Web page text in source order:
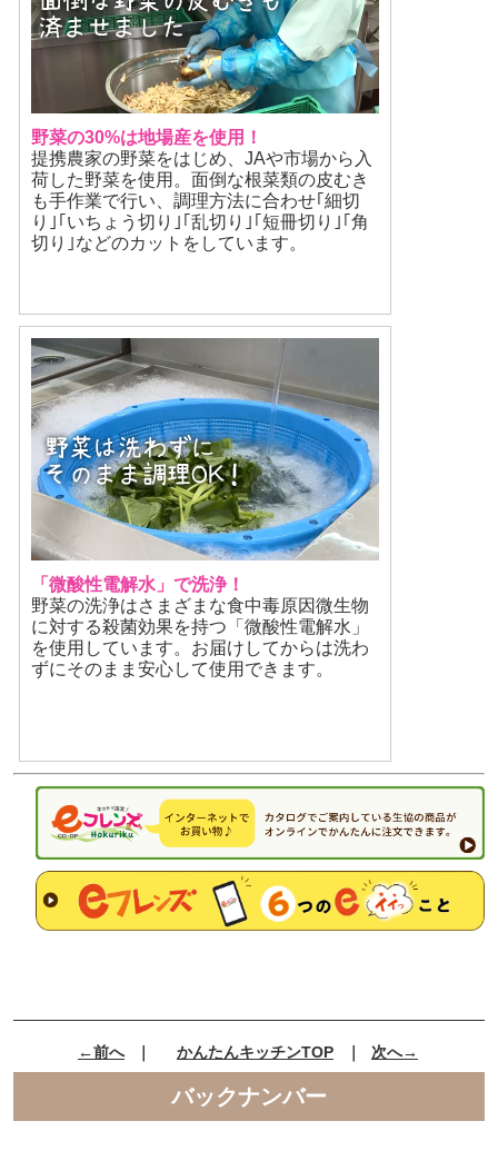
野菜の30%は地場産を使用！
提携農家の野菜をはじめ、JAや市場から入
荷した野菜を使用。面倒な根菜類の皮むき
も手作業で行い、調理方法に合わせ｢細切
り｣｢いちょう切り｣｢乱切り｣｢短冊切り｣｢角
切り｣などのカットをしています。
「微酸性電解水」で洗浄！
野菜の洗浄はさまざまな食中毒原因微生物
に対する殺菌効果を持つ「微酸性電解水」
を使用しています。お届けしてからは洗わ
ずにそのまま安心して使用できます。
←前へ ｜ かんたんキッチンTOP ｜ 次へ→
バックナンバー